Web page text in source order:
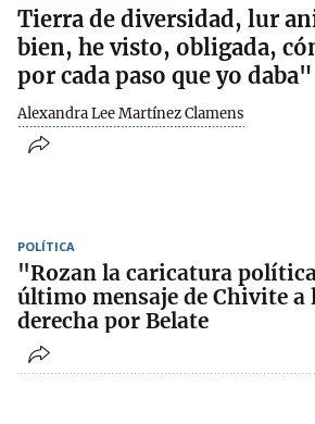
Tierra de diversidad, lur
bien, he visto, obligada,
por cada paso que yo daba"
Alexandra Lee Martínez Clamens
POLÍTICA
"Rozan la caricatura
último mensaje de Chivite a
derecha por Belate